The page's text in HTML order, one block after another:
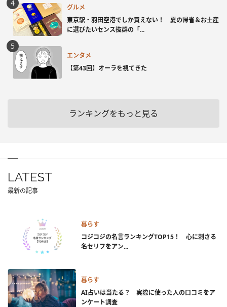
グルメ
東京駅・羽田空港でしか買えない！ 夏の帰省＆お土産
に選びたいセンス抜群の「...
エンタメ
【第43回】オーラを視てきた
ランキングをもっと見る
LATEST
最新の記事
暮らす
コジコジの名言ランキングTOP15！ 心に刺さる
名セリフをアン...
暮らす
AI占いは当たる？ 実際に使った人の口コミをア
ンケート調査